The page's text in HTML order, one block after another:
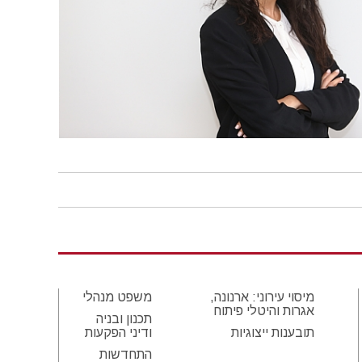
מיסוי עירוני: ארנונה,
אגרות והיטלי פיתוח
תובענות ייצוגיות
משפט מנהלי
תכנון ובניה
ודיני הפקעות
התחדשות